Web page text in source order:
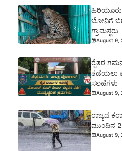
ಬೋನಿಗೆ
ಗ್ರಾಮಸ್ಥರು
August 9,
ರೈತರ
ತಡೆಯಲು
ಸಲಹೆಗಳು
August 9,
ರಾಜ್ಯದ
ಮುಂದಿನ
August 9,